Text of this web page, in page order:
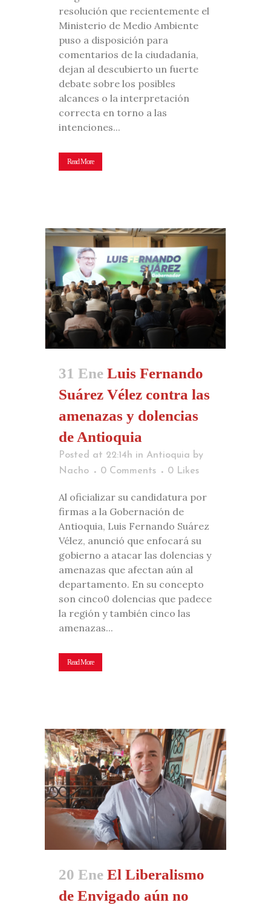
resolución que recientemente el
Ministerio de Medio Ambiente
puso a disposición para
comentarios de la ciudadanía,
dejan al descubierto un fuerte
debate sobre los posibles
alcances o la interpretación
correcta en torno a las
intenciones...
Read More
31 Ene Luis Fernando
Suárez Vélez contra las
amenazas y dolencias
de Antioquia
Posted at 22:14h in Antioquia by
Nacho
0 Comments 0 Likes
Al oficializar su candidatura por
firmas a la Gobernación de
Antioquia, Luis Fernando Suárez
Vélez, anunció que enfocará su
gobierno a atacar las dolencias y
amenazas que afectan aún al
departamento. En su concepto
son cinco0 dolencias que padece
la región y también cinco las
amenazas...
Read More
20 Ene El Liberalismo
de Envigado aún no